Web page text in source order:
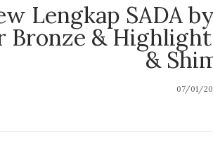
Lengkap SADA
Bronze &
&
07/01/